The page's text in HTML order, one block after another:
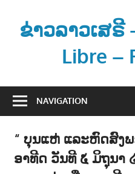
contentຂ່າວລາວເສຣີ
Libre –
າ
ະ
NAVIGATION
“ ບຸນແຫ່ ແລະຫົດສົງ
ອາທີດ ວັນທີ ໕ ມິຖຸນາ